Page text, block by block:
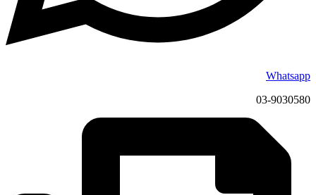
Whatsapp
03-9030580